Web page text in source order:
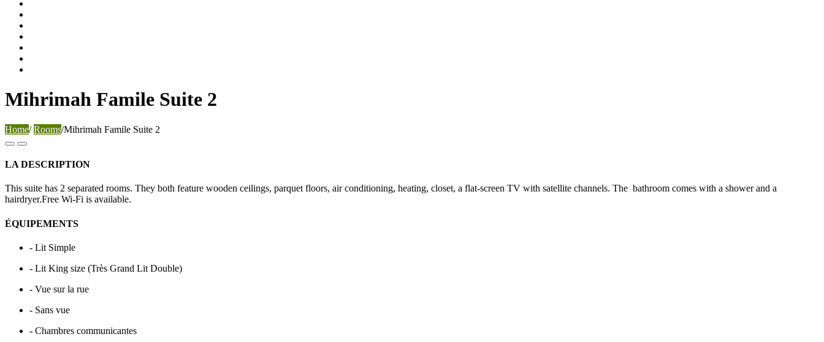
Mihrimah Famile Suite 2
Home/ Rooms/Mihrimah Famile Suite 2
LA DESCRIPTION
This suite has 2 separated rooms. They both feature wooden ceilings, parquet floors, air conditioning, heating, closet, a flat-screen TV with satellite channels. The bathroom comes with a shower and a
hairdryer.Free Wi-Fi is available.
ÉQUIPEMENTS
- Lit Simple
- Lit King size (Très Grand Lit Double)
- Vue sur la rue
- Sans vue
- Chambres communicantes